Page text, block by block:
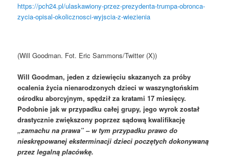
https://pch24.pl/ulaskawiony-przez-prezydenta-trumpa-obronca-
zycia-opisal-okolicznosci-wyjscia-z-wiezienia
(Will Goodman. Fot. Eric Sammons/Twitter (X))
Will Goodman, jeden z dziewięciu skazanych za próby
ocalenia życia nienarodzonych dzieci w waszyngtońskim
ośrodku aborcyjnym, spędził za kratami 17 miesięcy.
Podobnie jak w przypadku całej grupy, jego wyrok został
drastycznie zwiększony poprzez sądową kwalifikację
„zamachu na prawa” – w tym przypadku prawo do
nieskrępowanej eksterminacji dzieci poczętych dokonywaną
przez legalną placówkę.